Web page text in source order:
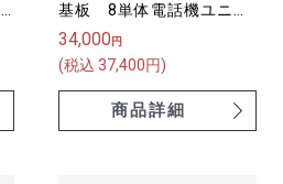
基板 8単体電話機ユニッ
ト αZX 【中古】
34,000 円
(税込 37,400円)
商品詳細